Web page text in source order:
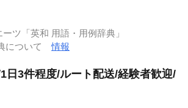
ツ「英和 用語・用例辞典」
について情報
日3件程度/ルート配送/経験者歓迎/